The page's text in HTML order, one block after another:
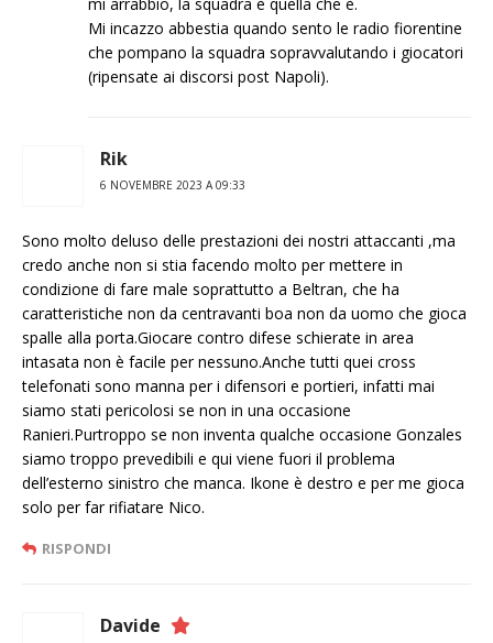
Mi incazzo abbestia quando sento le radio fiorentine
che pompano la squadra sopravvalutando i giocatori
(ripensate ai discorsi post Napoli).
Rik
6 NOVEMBRE 2023 A 09:33
Sono molto deluso delle prestazioni dei nostri attaccanti ,ma
credo anche non si stia facendo molto per mettere in
condizione di fare male soprattutto a Beltran, che ha
caratteristiche non da centravanti boa non da uomo che gioca
spalle alla porta.Giocare contro difese schierate in area
intasata non è facile per nessuno.Anche tutti quei cross
telefonati sono manna per i difensori e portieri, infatti mai
siamo stati pericolosi se non in una occasione
Ranieri.Purtroppo se non inventa qualche occasione Gonzales
siamo troppo prevedibili e qui viene fuori il problema
dell’esterno sinistro che manca. Ikone è destro e per me gioca
solo per far rifiatare Nico.
RISPONDI
Davide